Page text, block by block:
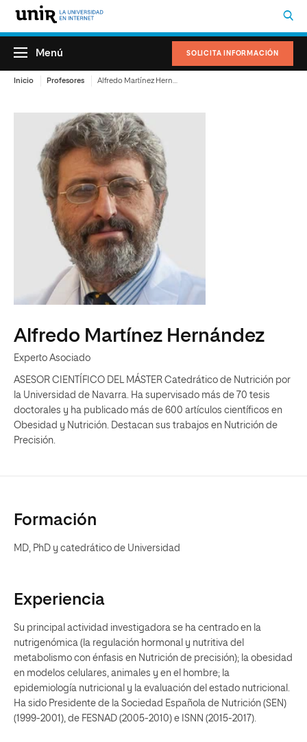
SOLICITA INFORMACIÓN
Menú
Inicio Profesores
Alfredo Martínez Hernández
Experto Asociado
ASESOR CIENTÍFICO DEL MÁSTER Catedrático de Nutrición por
la Universidad de Navarra. Ha supervisado más de 70 tesis
doctorales y ha publicado más de 600 artículos científicos en
Obesidad y Nutrición. Destacan sus trabajos en Nutrición de
Precisión.
Formación
MD, PhD y catedrático de Universidad
Experiencia
Su principal actividad investigadora se ha centrado en la
nutrigenómica (la regulación hormonal y nutritiva del
metabolismo con énfasis en Nutrición de precisión); la obesidad
en modelos celulares, animales y en el hombre; la
epidemiología nutricional y la evaluación del estado nutricional.
Ha sido Presidente de la Sociedad Española de Nutrición (SEN)
(1999-2001), de FESNAD (2005-2010) e ISNN (2015-2017).